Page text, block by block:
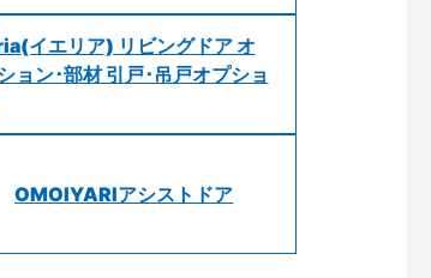
イエリア) リビングドア オ
ョン･部材 引戸･吊戸オプショ
OMOIYARIアシストドア